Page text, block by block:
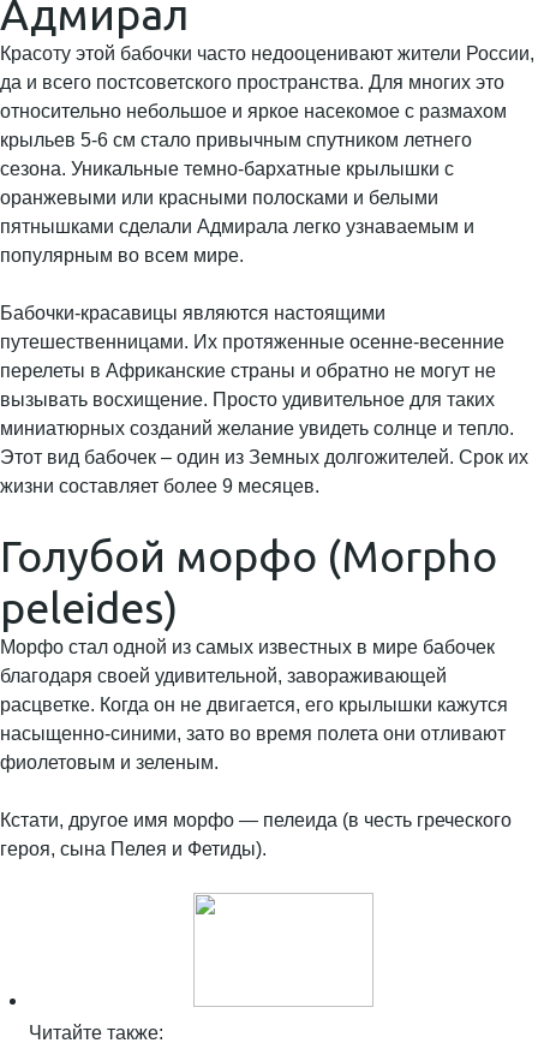
Адмирал
Красоту этой бабочки часто недооценивают жители России,
да и всего постсоветского пространства. Для многих это
относительно небольшое и яркое насекомое с размахом
крыльев 5-6 см стало привычным спутником летнего
сезона. Уникальные темно-бархатные крылышки с
оранжевыми или красными полосками и белыми
пятнышками сделали Адмирала легко узнаваемым и
популярным во всем мире.
Бабочки-красавицы являются настоящими
путешественницами. Их протяженные осенне-весенние
перелеты в Африканские страны и обратно не могут не
вызывать восхищение. Просто удивительное для таких
миниатюрных созданий желание увидеть солнце и тепло.
Этот вид бабочек – один из Земных долгожителей. Срок их
жизни составляет более 9 месяцев.
Голубой морфо (Morpho
peleides)
Морфо стал одной из самых известных в мире бабочек
благодаря своей удивительной, завораживающей
расцветке. Когда он не двигается, его крылышки кажутся
насыщенно-синими, зато во время полета они отливают
фиолетовым и зеленым.
Кстати, другое имя морфо — пелеида (в честь греческого
героя, сына Пелея и Фетиды).
Читайте также: